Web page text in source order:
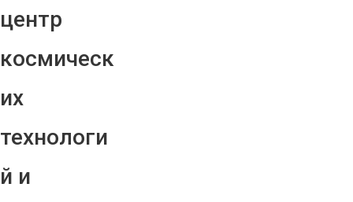
центр
космическ
их
технологи
й и